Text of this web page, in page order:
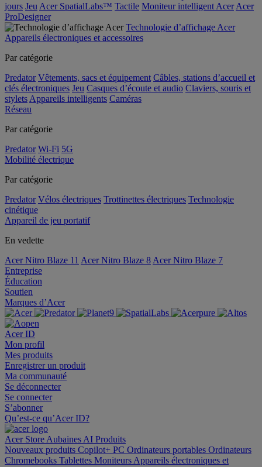
jours Jeu Acer SpatialLabs™ Tactile Moniteur intelligent Acer Acer
ProDesigner
Technologie d’affichage Acer
Appareils électroniques et accessoires
Par catégorie
Predator Vêtements, sacs et équipement Câbles, stations d’accueil et
clés électroniques Jeu Casques d’écoute et audio Claviers, souris et
stylets Appareils intelligents Caméras
Réseau
Par catégorie
Predator Wi-Fi 5G
Mobilité électrique
Par catégorie
Predator Vélos électriques Trottinettes électriques Technologie
cinétique
Appareil de jeu portatif
En vedette
Acer Nitro Blaze 11 Acer Nitro Blaze 8 Acer Nitro Blaze 7
Entreprise
Éducation
Soutien
Marques d’Acer
Acer ID
Mon profil
Mes produits
Enregistrer un produit
Ma communauté
Se déconnecter
Se connecter
S’abonner
Qu’est-ce qu’Acer ID?
Acer Store Aubaines AI Produits
Nouveaux produits Copilot+ PC Ordinateurs portables Ordinateurs
Chromebooks Tablettes Moniteurs Appareils électroniques et